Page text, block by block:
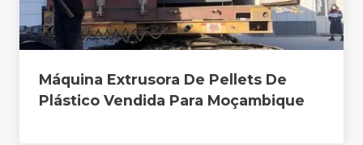
Máquina Extrusora De Pellets De
Plástico Vendida Para Moçambique